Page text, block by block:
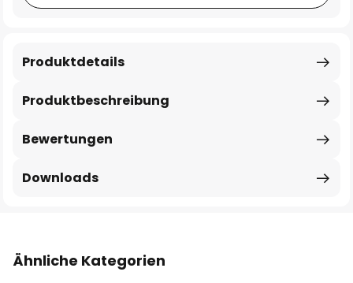
Produktbeschreibung
Produktdetails
Bewertungen
Downloads
Ähnliche Kategorien